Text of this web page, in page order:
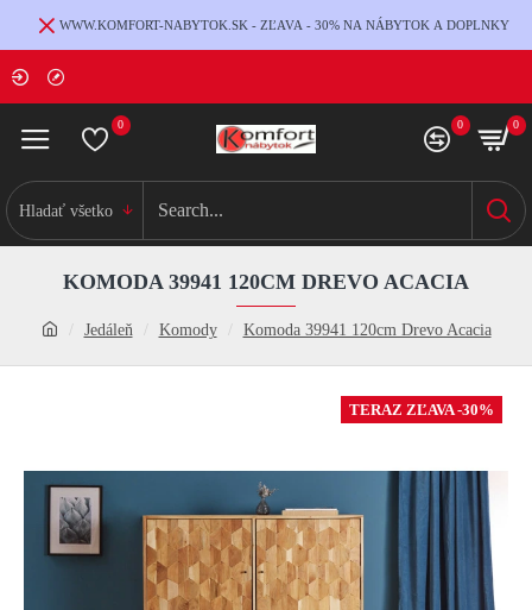
WWW.KOMFORT-NABYTOK.SK - ZĽAVA - 30% NA NÁBYTOK A DOPLNKY
0 0 0
Hladať všetko
Jedáleň Komody Komoda 39941 120cm Drevo Acacia
KOMODA 39941 120CM DREVO ACACIA
TERAZ ZĽAVA -30%